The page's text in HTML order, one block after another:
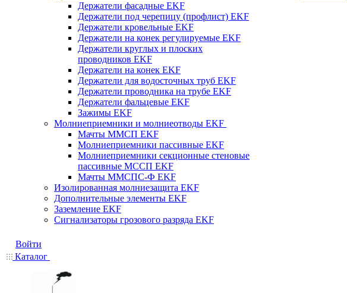
Держатели фасадные EKF
Держатели под черепицу (профлист) EKF
Держатели кровельные EKF
Держатели на конек регулируемые EKF
Держатели круглых и плоских
проводников EKF
Держатели на конек EKF
Держатели для водосточных труб EKF
Держатели проводника на трубе EKF
Держатели фальцевые EKF
Зажимы EKF
Молниеприемники и молниеотводы EKF
Мачты ММСП EKF
Молниеприемники пассивные EKF
Молниеприемники секционные стеновые
пассивные МССП EKF
Мачты ММСПС-Ф EKF
Изолированная молниезащита EKF
Дополнительные элементы EKF
Заземление EKF
Сигнализаторы грозового разряда EKF
Войти
Каталог